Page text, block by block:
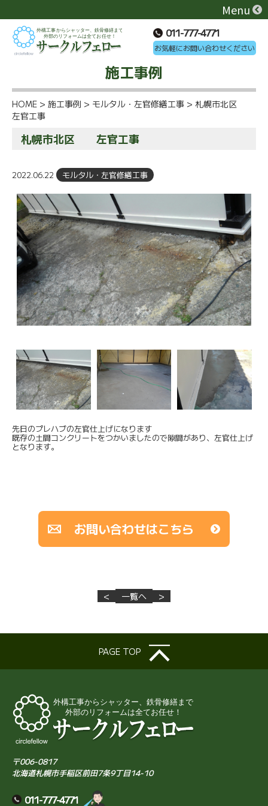
Menu
011-777-4771
お気軽にお問い合わせください
施工事例
HOME > 施工事例 > モルタル・左官修繕工事 > 札幌市北区
左官工事
札幌市北区 左官工事
2022.06.22 モルタル・左官修繕工事
先日のプレハブの左官仕上げになります
既存の土間コンクリートをつかいましたので隙間があり、左官仕上げ
となります。
お問い合わせはこちら
< 一覧へ >
PAGE TOP
〒006-0817
北海道札幌市手稲区前田7条9丁目14-10
011-777-4771